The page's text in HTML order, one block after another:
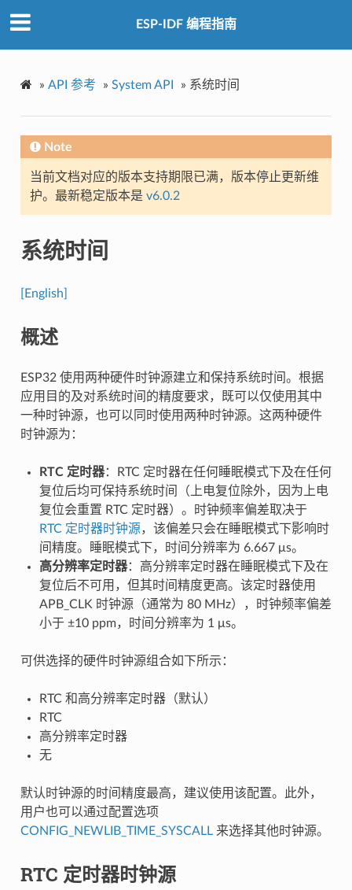
ESP-IDF 编程指南
» API 参考 » System API » 系统时间
Note
当前文档对应的版本支持期限已满，版本停止更新维
护。最新稳定版本是 v6.0.2
系统时间
[English]
概述
ESP32 使用两种硬件时钟源建立和保持系统时间。根据
应用目的及对系统时间的精度要求，既可以仅使用其中
一种时钟源，也可以同时使用两种时钟源。这两种硬件
时钟源为：
RTC 定时器：RTC 定时器在任何睡眠模式下及在任何
复位后均可保持系统时间（上电复位除外，因为上电
复位会重置 RTC 定时器）。时钟频率偏差取决于
RTC 定时器时钟源，该偏差只会在睡眠模式下影响时
间精度。睡眠模式下，时间分辨率为 6.667 μs。
高分辨率定时器：高分辨率定时器在睡眠模式下及在
复位后不可用，但其时间精度更高。该定时器使用
APB_CLK 时钟源（通常为 80 MHz），时钟频率偏差
小于 ±10 ppm，时间分辨率为 1 μs。
可供选择的硬件时钟源组合如下所示：
RTC 和高分辨率定时器（默认）
RTC
高分辨率定时器
无
默认时钟源的时间精度最高，建议使用该配置。此外，
用户也可以通过配置选项
CONFIG_NEWLIB_TIME_SYSCALL来选择其他时钟源。
RTC 定时器时钟源